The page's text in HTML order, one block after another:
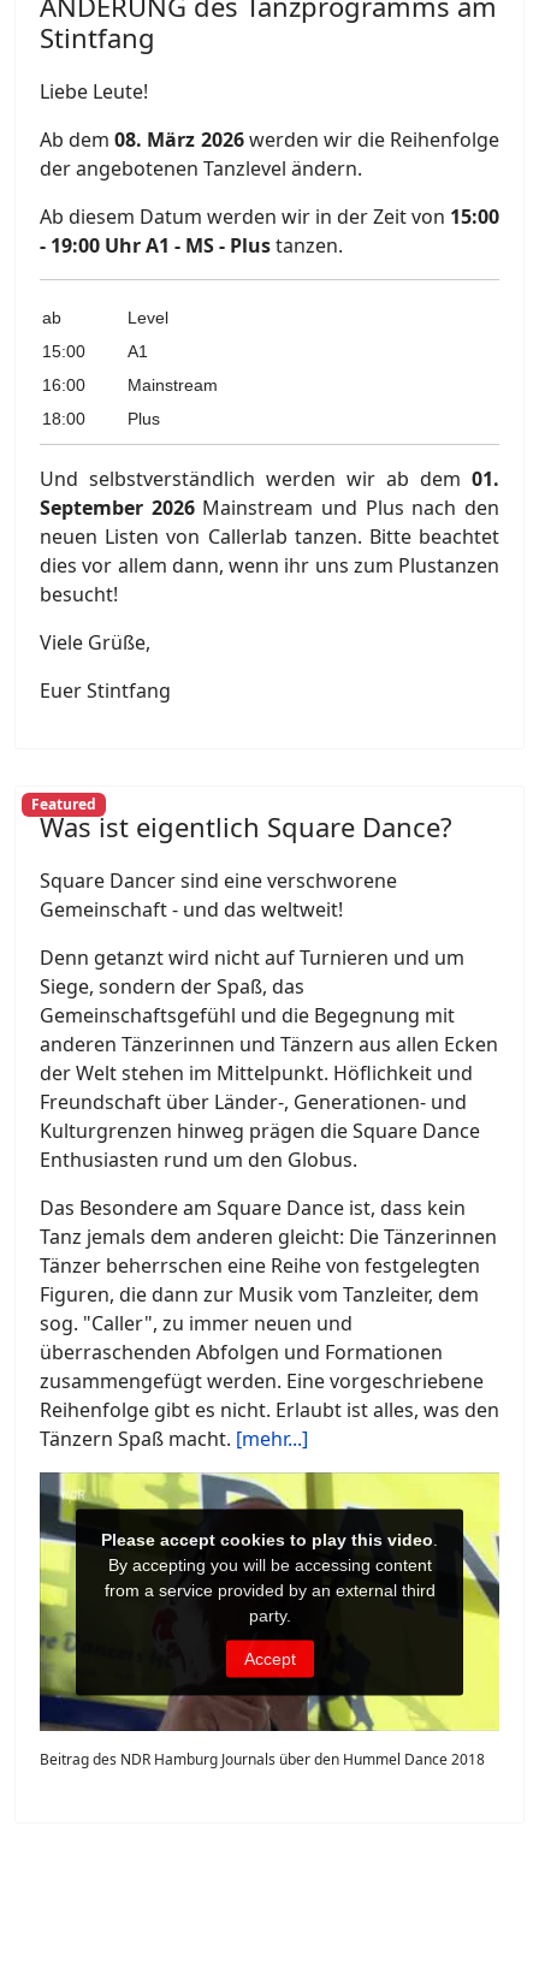
Stintfang
Liebe Leute!
Ab dem08. März 2026werden wir die Reihenfolge
der angebotenen Tanzlevel ändern.
Ab diesem Datum werden wir in der Zeit von 15:00
- 19:00 Uhr A1 - MS - Plustanzen.
ab
Level
15:00
A1
16:00
Mainstream
18:00
Plus
Und selbstverständlich werden wir ab dem 01.
September 2026Mainstream und Plus nach den
neuen Listen von Callerlab tanzen. Bitte beachtet
dies vor allem dann, wenn ihr uns zum Plustanzen
besucht!
Viele Grüße,
Euer Stintfang
Featured
Was ist eigentlich Square Dance?
Square Dancer sind eine verschworene
Gemeinschaft - und das weltweit!
Denn getanzt wird nicht auf Turnieren und um
Siege, sondern der Spaß, das
Gemeinschaftsgefühl und die Begegnung mit
anderen Tänzerinnen und Tänzern aus allen Ecken
der Welt stehen im Mittelpunkt. Höflichkeit und
Freundschaft über Länder-, Generationen- und
Kulturgrenzen hinweg prägen die Square Dance
Enthusiasten rund um den Globus.
Das Besondere am Square Dance ist, dass kein
Tanz jemals dem anderen gleicht: Die Tänzerinnen
Tänzer beherrschen eine Reihe von festgelegten
Figuren, die dann zur Musik vom Tanzleiter, dem
sog. "Caller", zu immer neuen und
überraschenden Abfolgen und Formationen
zusammengefügt werden. Eine vorgeschriebene
Reihenfolge gibt es nicht. Erlaubt ist alles, was den
Tänzern Spaß macht. [mehr...]
Beitrag des NDR Hamburg Journals über den Hummel Dance 2018